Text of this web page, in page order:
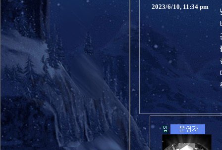
2023/6/10, 11:34 pm